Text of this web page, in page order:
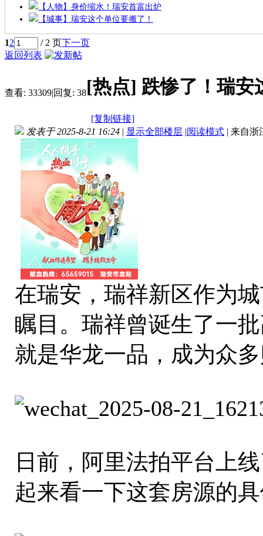
【人物】身价缩水！瑞安首富出炉
【城事】瑞安这个单位要搬了！
12 / 2 页下一页
返回列表
查看: 33309|回复: 38[热点] 跌惨了！瑞安
[复制链接]
发表于 2025-8-21 16:24 | 显示全部楼层 |阅读模式 | 来自浙
在瑞安，瑞祥新区作为
瞩目。瑞祥曾诞生了一
就是华龙一品，成为众
日前，阿里法拍平台上
起来看一下这套房源的